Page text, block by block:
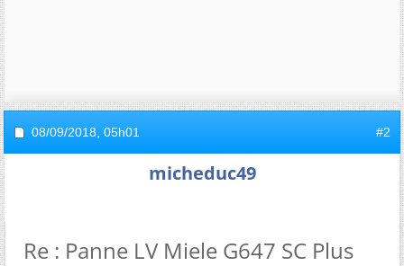
08/09/2018, 05h01 #2
micheduc49
Re : Panne LV Miele G647 SC Plus